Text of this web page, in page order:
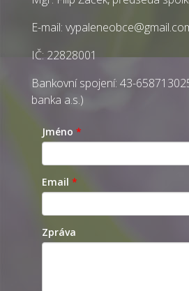
E-mail:
IČ: 22828001
Bankovní spojení: 43-
banka a.s.)
Jméno *
Email *
Zpráva